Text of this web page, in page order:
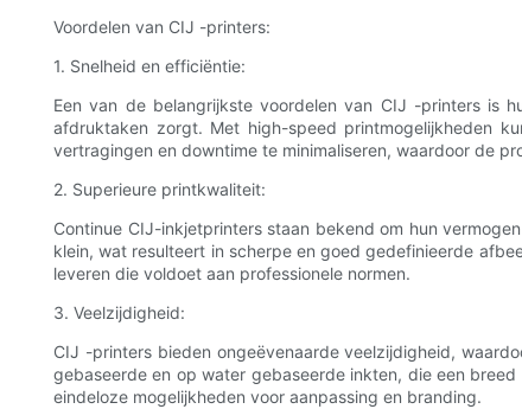
Voordelen van CIJ -printers:
1. Snelheid en efficiëntie:
Een van de belangrijkste voordelen van CIJ -printers is
afdruktaken zorgt. Met high-speed printmogelijkheden
vertragingen en downtime te minimaliseren, waardoor de
2. Superieure printkwaliteit:
Continue CIJ-inkjetprinters staan ​​bekend om hun
klein, wat resulteert in scherpe en goed gedefinieerde
leveren die voldoet aan professionele normen.
3. Veelzijdigheid:
CIJ -printers bieden ongeëvenaarde veelzijdigheid,
gebaseerde en op water gebaseerde inkten, die een
eindeloze mogelijkheden voor aanpassing en branding.